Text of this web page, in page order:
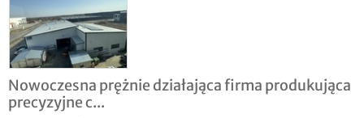
Nowoczesna prężnie działająca firma produkująca
precyzyjne c...